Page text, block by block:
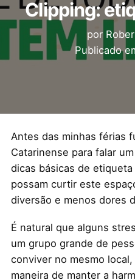
Clipping:
por
Publicado
Antes das minhas férias
Catarinense para falar
dicas básicas de
possam curtir este
diversão e menos dores
É natural que alguns
um grupo grande de
conviver no mesmo
maneira de manter a